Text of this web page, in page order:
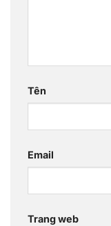
Tên
Email
Trang web